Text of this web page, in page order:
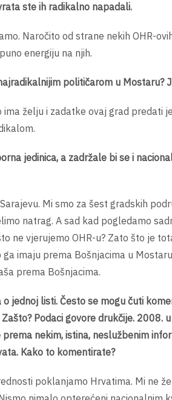
ste ih radikalno napadali.
Naročito od strane nekih OHR-
energiju na njih.
političarom u Mostaru?
želju i zadatke ovaj grad predati
jedinica, a zadržale bi se i
Mi smo za šest gradskih
natrag. A sad kad pogledamo
ne vjerujemo OHR-u? Zato što je
imaju prema Bošnjacima u
prema Bošnjacima.
jednoj listi. Često se mogu čuti
Podaci govore drukčije. 2008.
nekim, istina, neslužbenim
Kako to komentirate?
poklanjamo Hrvatima. Mi ne